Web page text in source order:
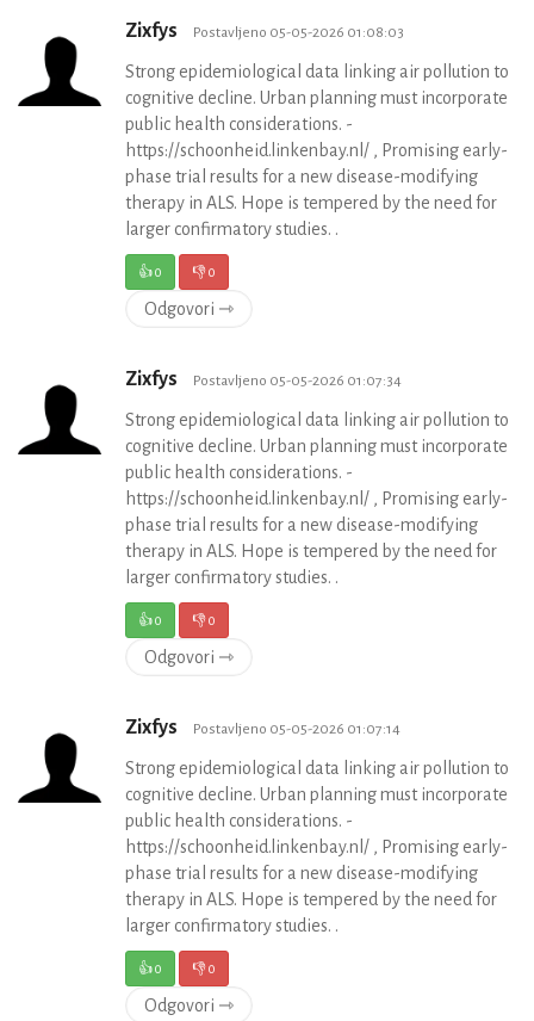
Zixfys Postavljeno 05-05-2026 01:08:03
Strong epidemiological data linking air pollution to
cognitive decline. Urban planning must incorporate
public health considerations. -
https://schoonheid.linkenbay.nl/ , Promising early-
phase trial results for a new disease-modifying
therapy in ALS. Hope is tempered by the need for
larger confirmatory studies. .
👍0 👎0
Odgovori ⇾
Zixfys Postavljeno 05-05-2026 01:07:34
Strong epidemiological data linking air pollution to
cognitive decline. Urban planning must incorporate
public health considerations. -
https://schoonheid.linkenbay.nl/ , Promising early-
phase trial results for a new disease-modifying
therapy in ALS. Hope is tempered by the need for
larger confirmatory studies. .
👍0 👎0
Odgovori ⇾
Zixfys Postavljeno 05-05-2026 01:07:14
Strong epidemiological data linking air pollution to
cognitive decline. Urban planning must incorporate
public health considerations. -
https://schoonheid.linkenbay.nl/ , Promising early-
phase trial results for a new disease-modifying
therapy in ALS. Hope is tempered by the need for
larger confirmatory studies. .
👍0 👎0
Odgovori ⇾